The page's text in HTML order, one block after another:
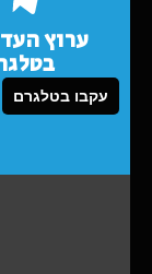
ערוץ
עקבו בטלגרם